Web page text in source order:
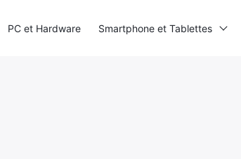
PC et Hardware Smartphone et Tablettes